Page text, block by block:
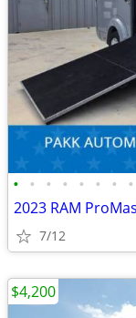
• • • • • • • •
7/12
$4,200